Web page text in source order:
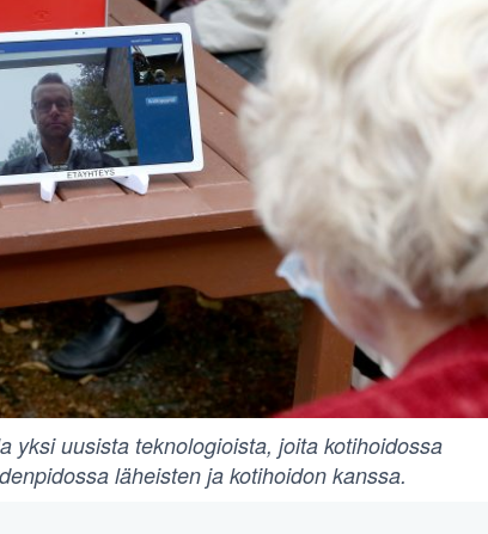
yksi uusista teknologioista, joita kotihoidossa
läheisten ja kotihoidon kanssa.